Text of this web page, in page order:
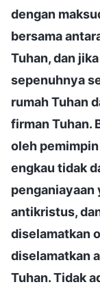
dengan
bersama
Tuhan, dan
sepenuhnya
rumah Tuhan
firman Tuhan.
oleh
engkau tidak
penganiayaan
antikristus,
diselamatkan
diselamatkan
Tuhan. Tidak